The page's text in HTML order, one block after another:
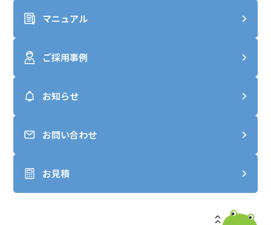
マニュアル
ご採用事例
お知らせ
お問い合わせ
お見積